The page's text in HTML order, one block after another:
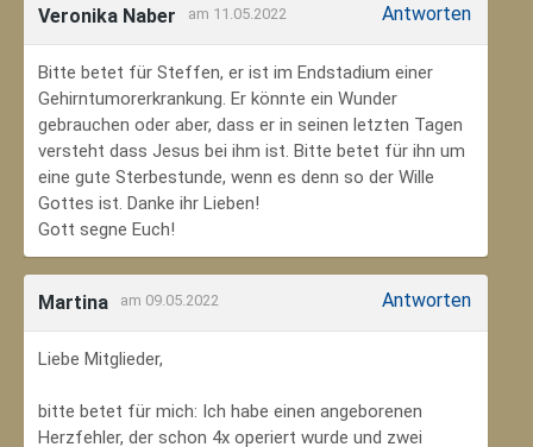
Veronika Naber am 11.05.2022 Antworten
Bitte betet für Steffen, er ist im Endstadium einer
Gehirntumorerkrankung. Er könnte ein Wunder
gebrauchen oder aber, dass er in seinen letzten Tagen
versteht dass Jesus bei ihm ist. Bitte betet für ihn um
eine gute Sterbestunde, wenn es denn so der Wille
Gottes ist. Danke ihr Lieben!
Gott segne Euch!
Martina am 09.05.2022 Antworten
Liebe Mitglieder,
bitte betet für mich: Ich habe einen angeborenen
Herzfehler, der schon 4x operiert wurde und zwei